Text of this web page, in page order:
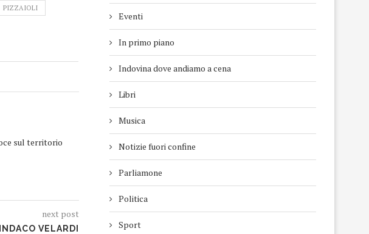
PIZZAIOLI
sul territorio
next post
VELARDI
Eventi
In primo piano
Indovina dove andiamo a cena
Libri
Musica
Notizie fuori confine
Parliamone
Politica
Sport